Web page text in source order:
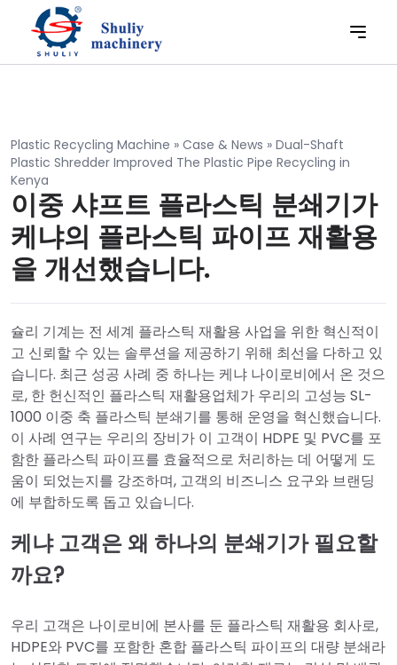
Plastic Recycling Machine » Case & News » Dual-Shaft
Plastic Shredder Improved The Plastic Pipe Recycling in
Kenya
이중 샤프트 플라스틱 분쇄기가
케냐의 플라스틱 파이프 재활용
을 개선했습니다.
슐리 기계는 전 세계 플라스틱 재활용 사업을 위한 혁신적이
고 신뢰할 수 있는 솔루션을 제공하기 위해 최선을 다하고 있
습니다. 최근 성공 사례 중 하나는 케냐 나이로비에서 온 것으
로, 한 헌신적인 플라스틱 재활용업체가 우리의 고성능 SL-
1000 이중 축 플라스틱 분쇄기를 통해 운영을 혁신했습니다.
이 사례 연구는 우리의 장비가 이 고객이 HDPE 및 PVC를 포
함한 플라스틱 파이프를 효율적으로 처리하는 데 어떻게 도
움이 되었는지를 강조하며, 고객의 비즈니스 요구와 브랜딩
에 부합하도록 돕고 있습니다.
케냐 고객은 왜 하나의 분쇄기가 필요할
까요?
우리 고객은 나이로비에 본사를 둔 플라스틱 재활용 회사로,
HDPE와 PVC를 포함한 혼합 플라스틱 파이프의 대량 분쇄라